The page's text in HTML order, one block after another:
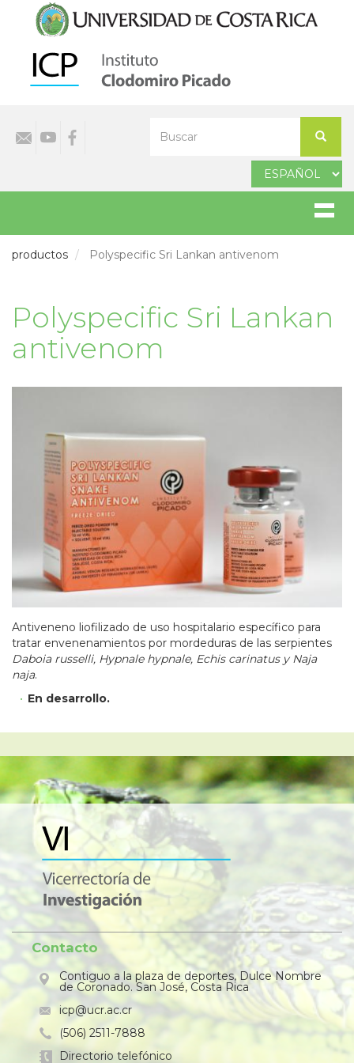
contenido
principal
Buscar
your
productos Polyspecific Sri Lankan antivenom
Polyspecific Sri Lankan
antivenom
Antiveneno liofilizado de uso hospitalario específico para
tratar envenenamientos por mordeduras de las serpientes
Daboia russelli, Hypnale hypnale, Echis carinatus y Naja
naja.
En desarrollo.
Contacto
Contiguo a la plaza de deportes, Dulce Nombre
de Coronado. San José, Costa Rica
icp@ucr.ac.cr
(506) 2511-7888
Directorio telefónico